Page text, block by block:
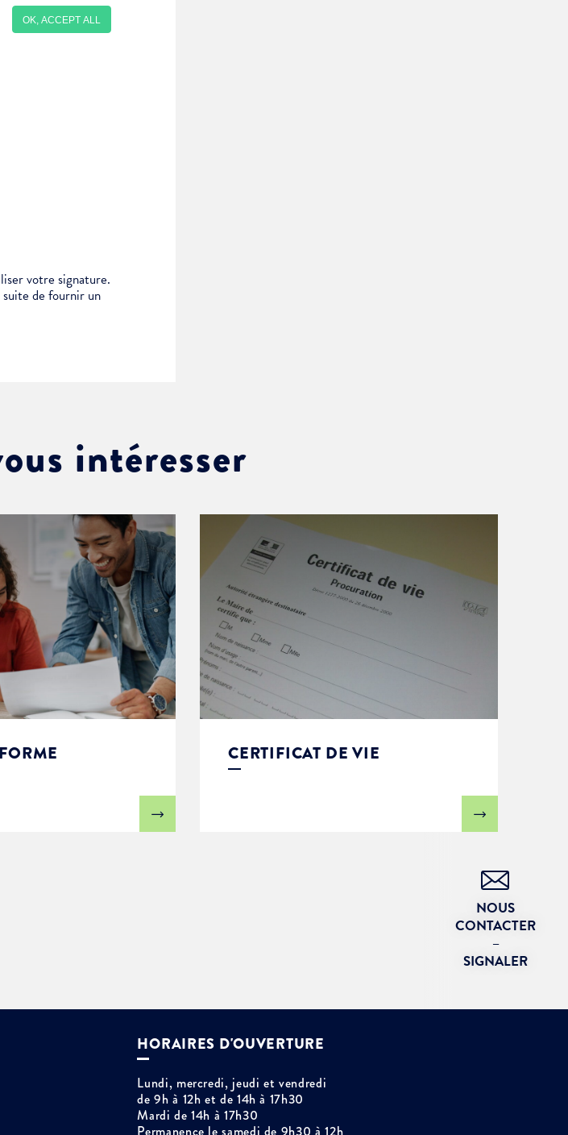
votre signature.
de fournir un
intéresser
CERTIFICAT DE VIE
NOUS
CONTACTER
–
SIGNALER
HORAIRES D'OUVERTURE
Lundi, mercredi, jeudi et vendredi
de 9h à 12h et de 14h à 17h30
Mardi de 14h à 17h30